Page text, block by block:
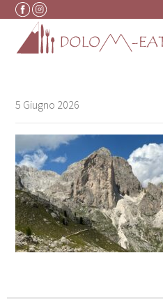
Vai al contenuto
5 Giugno 2026